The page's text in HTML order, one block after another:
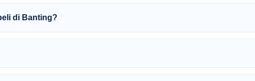
di Banting?